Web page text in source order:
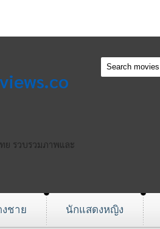
ย รวบรวมภาพและ
ชาย นักแสดงหญิง